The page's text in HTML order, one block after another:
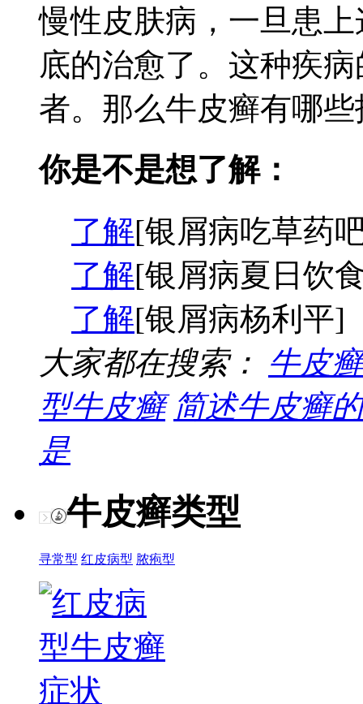
慢性皮肤病，一旦患
底的治愈了。这种疾
者。那么牛皮癣有哪
你是不是想了解：
了解[银屑病吃草药
了解[银屑病夏日饮
了解[银屑病杨利平]
大家都在搜索： 牛皮
型牛皮癣 简述牛皮癣
是
牛皮癣类型
寻常型 红皮病型 脓疱型